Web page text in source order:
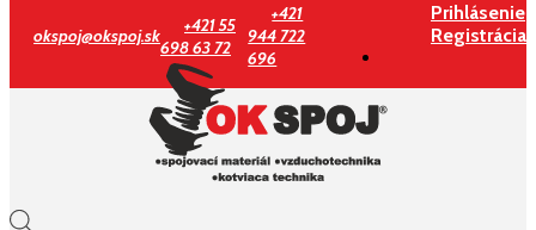
okspoj@okspoj.sk
+421 55
698 63 72
+421
944 722
696
Prihlásenie
Registrácia